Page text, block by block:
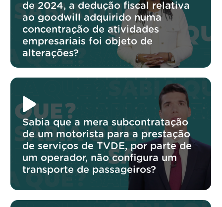
de 2024, a dedução fiscal relativa
ao goodwill adquirido numa
concentração de atividades
empresariais foi objeto de
alterações?
Sabia que a mera subcontratação
de um motorista para a prestação
de serviços de TVDE, por parte de
um operador, não configura um
transporte de passageiros?